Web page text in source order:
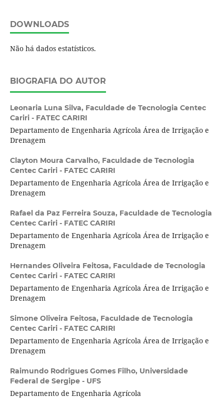
DOWNLOADS
Não há dados estatísticos.
BIOGRAFIA DO AUTOR
Leonaria Luna Silva, Faculdade de Tecnologia Centec
Cariri - FATEC CARIRI
Departamento de Engenharia Agrícola Área de Irrigação e
Drenagem
Clayton Moura Carvalho, Faculdade de Tecnologia
Centec Cariri - FATEC CARIRI
Departamento de Engenharia Agrícola Área de Irrigação e
Drenagem
Rafael da Paz Ferreira Souza, Faculdade de Tecnologia
Centec Cariri - FATEC CARIRI
Departamento de Engenharia Agrícola Área de Irrigação e
Drenagem
Hernandes Oliveira Feitosa, Faculdade de Tecnologia
Centec Cariri - FATEC CARIRI
Departamento de Engenharia Agrícola Área de Irrigação e
Drenagem
Simone Oliveira Feitosa, Faculdade de Tecnologia
Centec Cariri - FATEC CARIRI
Departamento de Engenharia Agrícola Área de Irrigação e
Drenagem
Raimundo Rodrigues Gomes Filho, Universidade
Federal de Sergipe - UFS
Departamento de Engenharia Agrícola